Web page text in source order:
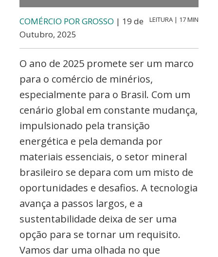
COMÉRCIO POR GROSSO | 19 de
Outubro, 2025
LEITURA | 17 MIN
O ano de 2025 promete ser um marco
para o comércio de minérios,
especialmente para o Brasil. Com um
cenário global em constante mudança,
impulsionado pela transição
energética e pela demanda por
materiais essenciais, o setor mineral
brasileiro se depara com um misto de
oportunidades e desafios. A tecnologia
avança a passos largos, e a
sustentabilidade deixa de ser uma
opção para se tornar um requisito.
Vamos dar uma olhada no que